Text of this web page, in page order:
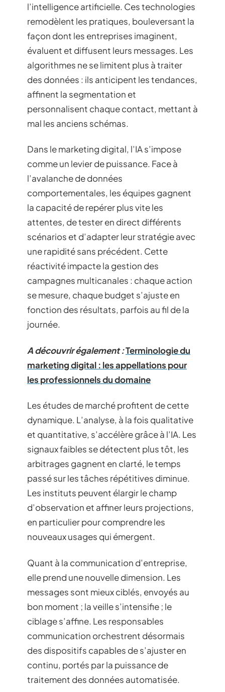
l’intelligence artificielle. Ces technologies
remodèlent les pratiques, bouleversant la
façon dont les entreprises imaginent,
évaluent et diffusent leurs messages. Les
algorithmes ne se limitent plus à traiter
des données : ils anticipent les tendances,
affinent la segmentation et
personnalisent chaque contact, mettant à
mal les anciens schémas.
Dans le marketing digital, l’IA s’impose
comme un levier de puissance. Face à
l’avalanche de données
comportementales, les équipes gagnent
la capacité de repérer plus vite les
attentes, de tester en direct différents
scénarios et d’adapter leur stratégie avec
une rapidité sans précédent. Cette
réactivité impacte la gestion des
campagnes multicanales : chaque action
se mesure, chaque budget s’ajuste en
fonction des résultats, parfois au fil de la
journée.
A découvrir également :Terminologie du
marketing digital : les appellations pour
les professionnels du domaine
Les études de marché profitent de cette
dynamique. L’analyse, à la fois qualitative
et quantitative, s’accélère grâce à l’IA. Les
signaux faibles se détectent plus tôt, les
arbitrages gagnent en clarté, le temps
passé sur les tâches répétitives diminue.
Les instituts peuvent élargir le champ
d’observation et affiner leurs projections,
en particulier pour comprendre les
nouveaux usages qui émergent.
Quant à la communication d’entreprise,
elle prend une nouvelle dimension. Les
messages sont mieux ciblés, envoyés au
bon moment ; la veille s’intensifie ; le
ciblage s’affine. Les responsables
communication orchestrent désormais
des dispositifs capables de s’ajuster en
continu, portés par la puissance de
traitement des données automatisée.